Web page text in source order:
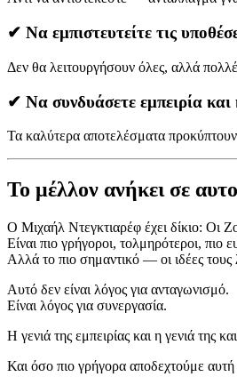
✔ Να εμπιστευτείτε τις
Δεν θα λειτουργήσουν όλες, αλλά
✔ Να συνδυάσετε εμπειρία και
Τα καλύτερα αποτελέσματα
Το μέλλον ανήκει σε
Ο Μιχαήλ Ντεγκτιαρέφ έχει δίκιο: Οι
Είναι πιο γρήγοροι, τολμηρότεροι, πιο
Αλλά το πιο σημαντικό — οι ιδέες τους
Αυτό δεν είναι λόγος για ανταγωνισμό.
Είναι λόγος για συνεργασία.
Η γενιά της εμπειρίας και η γενιά της
Και όσο πιο γρήγορα αποδεχτούμε